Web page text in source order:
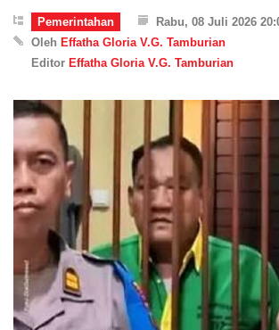
Pemerintahan
Rabu, 08 Juli 2026
Oleh Effatha Gloria V.G. Tamburian
Editor Effatha Gloria V.G. Tamburian